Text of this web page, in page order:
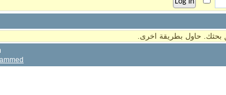
بحثك. حاول بطريقة اخرى.